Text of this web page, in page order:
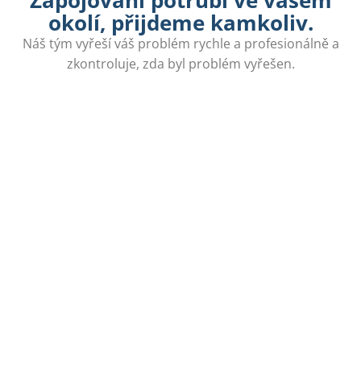
okolí, přijdeme kamkoliv.
Náš tým vyřeší váš problém rychle a profesionálně a
zkontroluje, zda byl problém vyřešen.